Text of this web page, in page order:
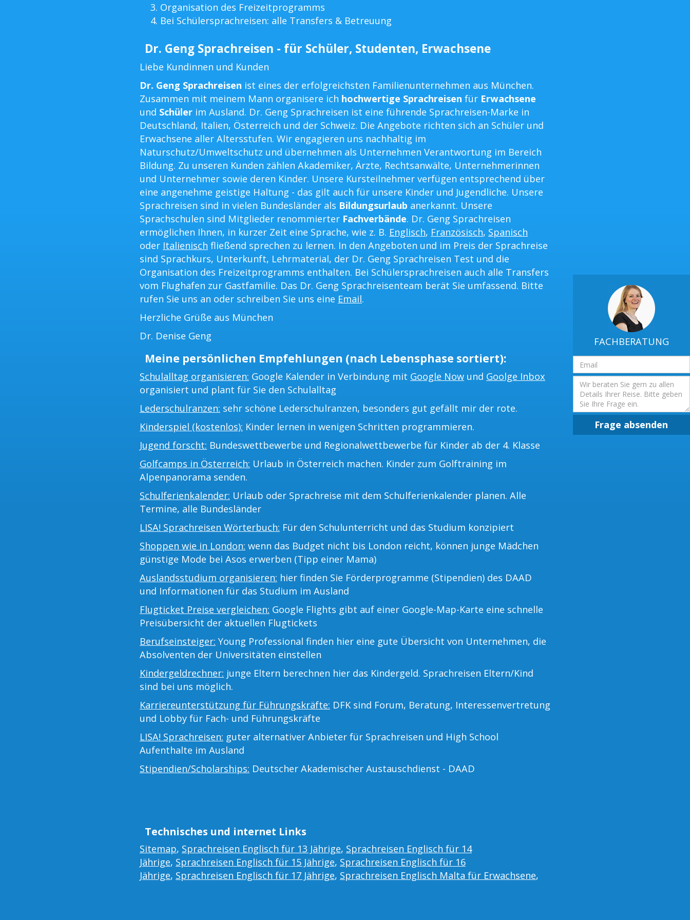
Organisation des Freizeitprogramms
Bei Schülersprachreisen: alle Transfers & Betreuung
Dr. Geng Sprachreisen - für Schüler, Studenten, Erwachsene
Liebe Kundinnen und Kunden
Dr. Geng Sprachreisen ist eines der erfolgreichsten Familienunternehmen aus München.
Zusammen mit meinem Mann organisere ich hochwertige Sprachreisen für Erwachsene
und Schüler im Ausland. Dr. Geng Sprachreisen ist eine führende Sprachreisen-Marke in
Deutschland, Italien, Österreich und der Schweiz. Die Angebote richten sich an Schüler und
Erwachsene aller Altersstufen. Wir engagieren uns nachhaltig im
Naturschutz/Umweltschutz und übernehmen als Unternehmen Verantwortung im Bereich
Bildung. Zu unseren Kunden zählen Akademiker, Ärzte, Rechtsanwälte, Unternehmerinnen
und Unternehmer sowie deren Kinder. Unsere Kursteilnehmer verfügen entsprechend über
eine angenehme geistige Haltung - das gilt auch für unsere Kinder und Jugendliche. Unsere
Sprachreisen sind in vielen Bundesländer als Bildungsurlaub anerkannt. Unsere
Sprachschulen sind Mitglieder renommierter Fachverbände. Dr. Geng Sprachreisen
ermöglichen Ihnen, in kurzer Zeit eine Sprache, wie z. B. Englisch, Französisch, Spanisch
oder Italienisch fließend sprechen zu lernen. In den Angeboten und im Preis der Sprachreise
sind Sprachkurs, Unterkunft, Lehrmaterial, der Dr. Geng Sprachreisen Test und die
Organisation des Freizeitprogramms enthalten. Bei Schülersprachreisen auch alle Transfers
vom Flughafen zur Gastfamilie. Das Dr. Geng Sprachreisenteam berät Sie umfassend. Bitte
rufen Sie uns an oder schreiben Sie uns eine Email.
Herzliche Grüße aus München
Dr. Denise Geng
Meine persönlichen Empfehlungen (nach Lebensphase sortiert):
Schulalltag organisieren: Google Kalender in Verbindung mit Google Now und Goolge Inbox
organisiert und plant für Sie den Schulalltag
Lederschulranzen: sehr schöne Lederschulranzen, besonders gut gefällt mir der rote.
Kinderspiel (kostenlos): Kinder lernen in wenigen Schritten programmieren.
Jugend forscht: Bundeswettbewerbe und Regionalwettbewerbe für Kinder ab der 4. Klasse
Golfcamps in Österreich: Urlaub in Österreich machen. Kinder zum Golftraining im
Alpenpanorama senden.
Schulferienkalender: Urlaub oder Sprachreise mit dem Schulferienkalender planen. Alle
Termine, alle Bundesländer
LISA! Sprachreisen Wörterbuch: Für den Schulunterricht und das Studium konzipiert
Shoppen wie in London: wenn das Budget nicht bis London reicht, können junge Mädchen
günstige Mode bei Asos erwerben (Tipp einer Mama)
Auslandsstudium organisieren: hier finden Sie Förderprogramme (Stipendien) des DAAD
und Informationen für das Studium im Ausland
Flugticket Preise vergleichen: Google Flights gibt auf einer Google-Map-Karte eine schnelle
Preisübersicht der aktuellen Flugtickets
Berufseinsteiger: Young Professional finden hier eine gute Übersicht von Unternehmen, die
Absolventen der Universitäten einstellen
Kindergeldrechner: junge Eltern berechnen hier das Kindergeld. Sprachreisen Eltern/Kind
sind bei uns möglich.
Karriereunterstützung für Führungskräfte: DFK sind Forum, Beratung, Interessenvertretung
und Lobby für Fach- und Führungskräfte
LISA! Sprachreisen: guter alternativer Anbieter für Sprachreisen und High School
Aufenthalte im Ausland
Stipendien/Scholarships: Deutscher Akademischer Austauschdienst - DAAD
Technisches und internet Links
Sitemap, Sprachreisen Englisch für 13 Jährige, Sprachreisen Englisch für 14
Jährige, Sprachreisen Englisch für 15 Jährige, Sprachreisen Englisch für 16
Jährige, Sprachreisen Englisch für 17 Jährige, Sprachreisen Englisch Malta für Erwachsene,
FACHBERATUNG
Email
Adresse
Frage
Frage absenden